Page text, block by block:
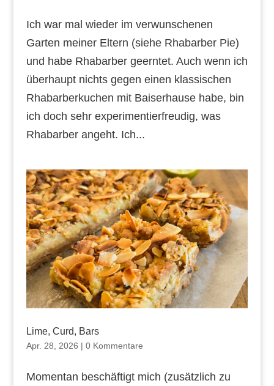
Ich war mal wieder im verwunschenen
Garten meiner Eltern (siehe Rhabarber Pie)
und habe Rhabarber geerntet. Auch wenn ich
überhaupt nichts gegen einen klassischen
Rhabarberkuchen mit Baiserhause habe, bin
ich doch sehr experimentierfreudig, was
Rhabarber angeht. Ich...
Lime, Curd, Bars
Apr. 28, 2026 | 0 Kommentare
Momentan beschäftigt mich (zusätzlich zu